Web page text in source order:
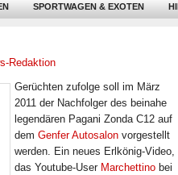
SPORTWAGEN & EXOTEN
Redaktion
Gerüchten zufolge soll im März
2011 der Nachfolger des beinahe
legendären Pagani Zonda C12 auf
dem Genfer Autosalon vorgestellt
werden. Ein neues Erlkönig-Video,
das Youtube-User Marchettino bei